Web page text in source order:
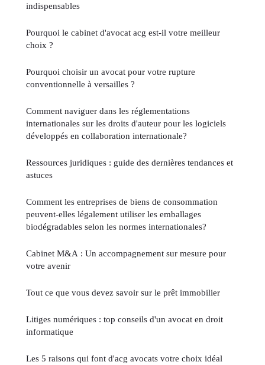
indispensables
Pourquoi le cabinet d'avocat acg est-il votre meilleur
choix ?
Pourquoi choisir un avocat pour votre rupture
conventionnelle à versailles ?
Comment naviguer dans les réglementations
internationales sur les droits d'auteur pour les logiciels
développés en collaboration internationale?
Ressources juridiques : guide des dernières tendances et
astuces
Comment les entreprises de biens de consommation
peuvent-elles légalement utiliser les emballages
biodégradables selon les normes internationales?
Cabinet M&A : Un accompagnement sur mesure pour
votre avenir
Tout ce que vous devez savoir sur le prêt immobilier
Litiges numériques : top conseils d'un avocat en droit
informatique
Les 5 raisons qui font d'acg avocats votre choix idéal